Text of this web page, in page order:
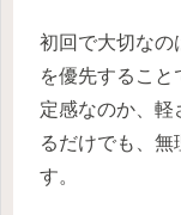
初回で大切なの
を優先するこ
定感なのか、軽
るだけでも、無
す。